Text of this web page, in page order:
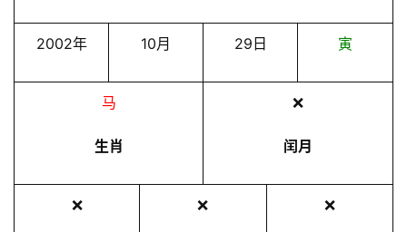
2002年 10月 29日 寅
马
生肖
❌
闰月
❌ ❌ ❌